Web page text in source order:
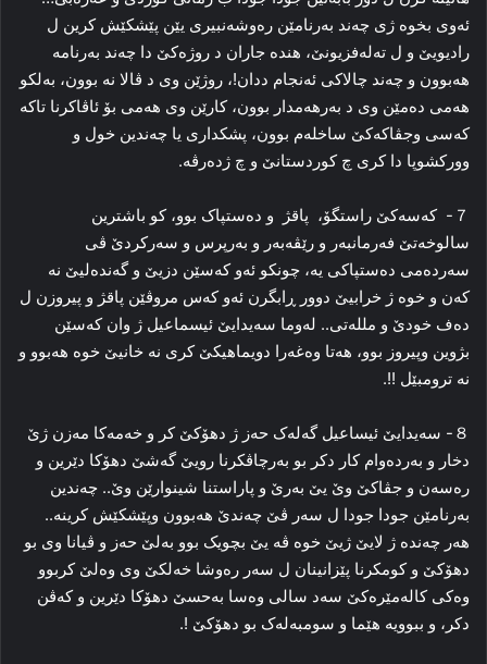
ئەوی بخوە ژی چەند بەرنامێن رەوشەنبیری یێن پێشکێش کرین ل
رادیویێ و ل تەلەفزیونێ، هندە جاران د روژەکێ دا چەند بەرنامە
هەبوون و چەند چالاکی ئەنجام ددان!، روژێن وی د ڤالا نە بوون، بەلکو
هەمی دەمێن وی د بەرهەمدار بوون، کارێن وی هەمی بۆ ئاڤاکرنا تاکە
کەسی وجڤاکەکێ ساخلەم بوون، پشکداری یا چەندین خول و
وورکشوپا دا کری چ کوردستانێ و چ ژدەرڤە.
７- کەسەکێ راستگۆ، پاقژ و دەستپاک بوو، کو باشترین
سالوخەتێ فەرمانبەر و رێڤەبەر و بەرپرس و سەرکردێ ڤی
سەردەمی دەستپاکی یە، چونکو ئەو کەسێن دزیێ و گەندەلیێ نە
کەن و خوە ژ خرابیێ دوور ڕابگرن ئەو کەس مروڤێن پاقژ و پیروزن ل
دەف خودێ و مللەتی.. لەوما سەیدایێ ئیسماعیل ژ وان کەسێن
بژوین وپیروز بوو، هەتا وەغەرا دویماهیکێ کری نە خانیێ خوە هەبوو و
نە ترومبێل !!.
８- سەیدایێ ئیساعیل گەلەک حەز ژ دهۆکێ کر و خەمەکا مەزن ژێ
دخار و بەردەوام کار دکر بو بەرچاڤکرنا رویێ گەشێ دهۆکا دێرین و
رەسەن و جڤاکێ وێ یێ بەرێ و پاراستنا شینوارێن وێ.. چەندین
بەرنامێن جودا جودا ل سەر ڤێ چەندێ هەبوون وپێشکێش کرینە..
هەر چەندە ژ لایێ ژیێ خوە ڤە یێ بچویک بوو بەلێ حەز و ڤیانا وی بو
دهۆکێ و کومکرنا پێزانینان ل سەر رەوشا خەلکێ وی وەلێ کربوو
وەکی کالەمێرەکێ سەد سالی وەسا بەحسێ دهۆکا دێرین و کەڤن
دکر، و ببوویە هێما و سومبەلەک بو دهۆکێ !.